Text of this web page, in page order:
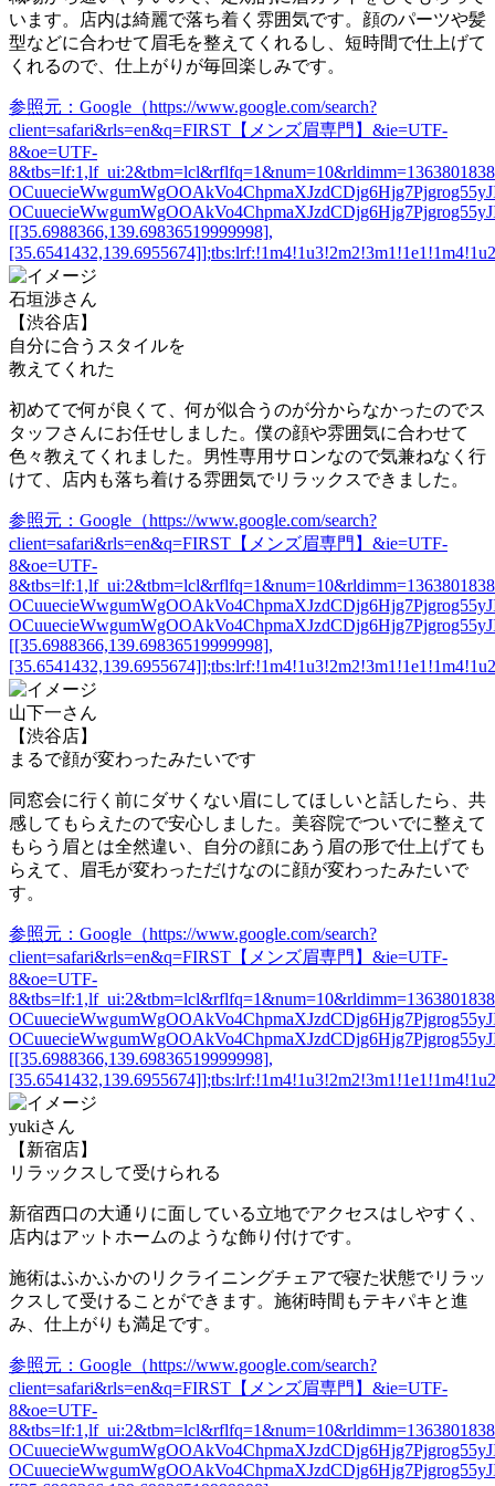
います。
店内は綺麗で落ち着く雰囲気です。顔のパーツや髪
型などに合わせて眉毛を整えてくれるし、短時間で仕上げて
くれるので、仕上がりが毎回楽しみです。
参照元：Google（https://www.google.com/search?
client=safari&rls=en&q=FIRST【メンズ眉専門】&ie=UTF-
8&oe=UTF-
[[35.6988366,139.69836519999998],
石垣渉さん
【渋谷店】
自分に合うスタイルを
教えてくれた
初めてで何が良くて、何が似合うのが分からなかったのでス
タッフさんにお任せしました。僕の顔や雰囲気に合わせて
色々教えてくれました。男性専用サロンなので気兼ねなく行
けて、
店内も落ち着ける雰囲気でリラックスできました。
参照元：Google（https://www.google.com/search?
client=safari&rls=en&q=FIRST【メンズ眉専門】&ie=UTF-
8&oe=UTF-
[[35.6988366,139.69836519999998],
山下一さん
【渋谷店】
まるで顔が変わったみたいです
同窓会に行く前にダサくない眉にしてほしいと話したら、共
感してもらえたので安心しました。美容院でついでに整えて
もらう眉とは全然違い、自分の顔にあう眉の形で仕上げても
らえて、眉毛が変わっただけなのに顔が変わったみたいで
す。
参照元：Google（https://www.google.com/search?
client=safari&rls=en&q=FIRST【メンズ眉専門】&ie=UTF-
8&oe=UTF-
[[35.6988366,139.69836519999998],
yukiさん
【新宿店】
リラックスして受けられる
新宿西口の大通りに面している立地でアクセスはしやすく、
店内はアットホームのような飾り付けです。
施術はふかふかのリクライニングチェアで寝た状態でリラッ
クスして受けることができます。施術時間もテキパキと進
み、 仕上がりも満足です。
参照元：Google（https://www.google.com/search?
client=safari&rls=en&q=FIRST【メンズ眉専門】&ie=UTF-
8&oe=UTF-